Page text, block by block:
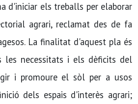
d'iniciar els treballs per elaborar
agrari, reclamat des de fa
La finalitat d'aquest pla és
les necessitats i els dèficits del
i promoure el sòl per a usos
dels espais d'interès agrari;